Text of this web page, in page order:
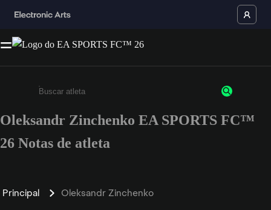
Insira pelo menos 3 caracteres ou números
Oleksandr Zinchenko EA SPORTS FC™
26 Notas de atleta
Principal Oleksandr Zinchenko